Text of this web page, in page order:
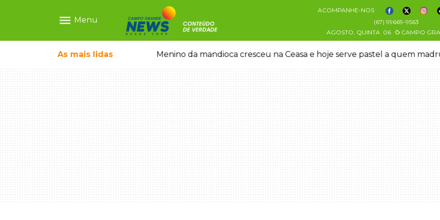
menu Menu
ACOMPANHE-NOS
(67) 99669-9563
AGOSTO, QUINTA 06 CAMPO
As mais lidas
falso e prende pai e filho Menino da mandioca cresceu na Ceasa e hoje serve pastel a quem